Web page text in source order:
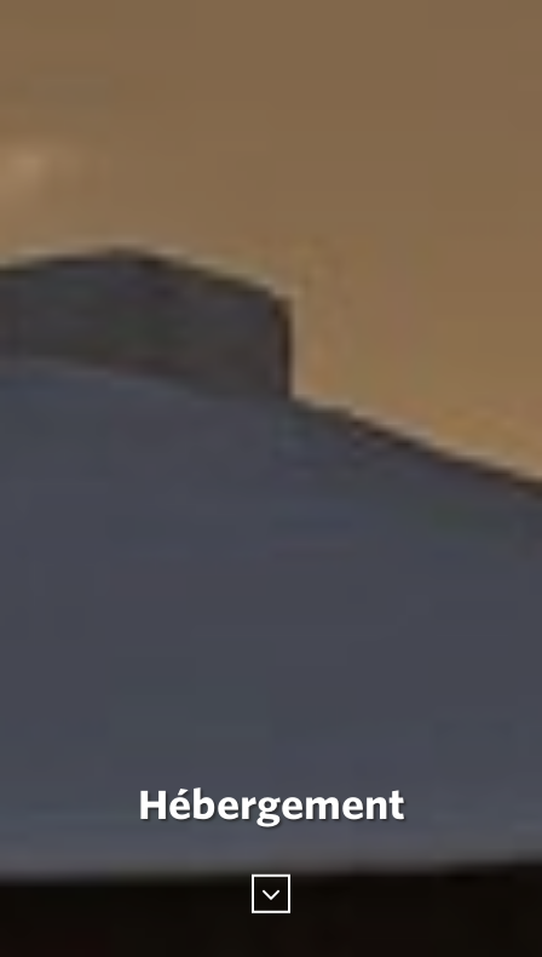
Hébergement